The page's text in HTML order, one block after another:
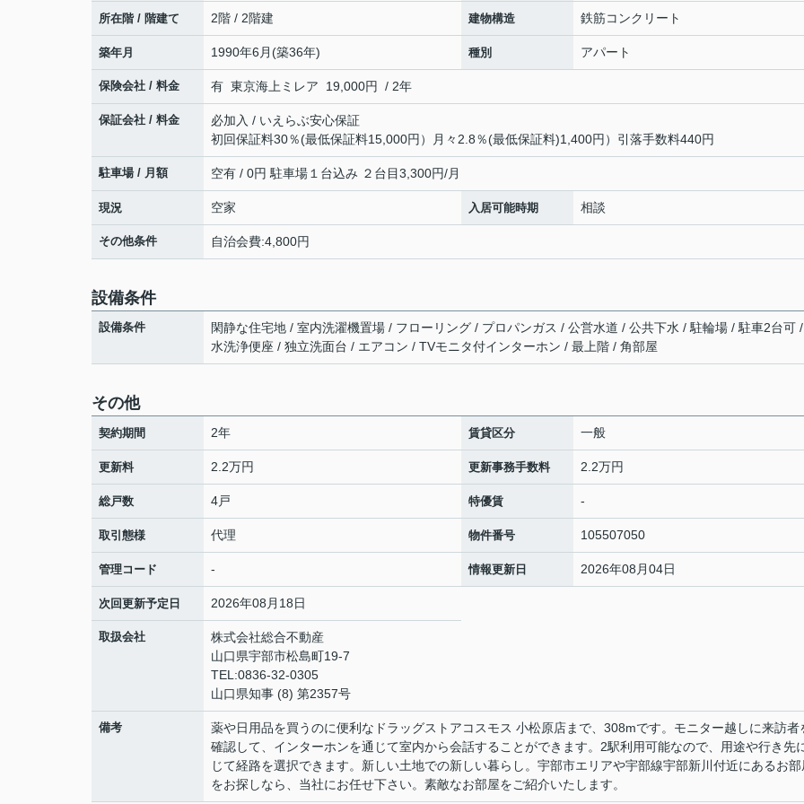
所在階 / 階建て 2階 / 2階建 建物構造 鉄筋コンクリート
築年月 1990年6月(築36年) 種別 アパート
保険会社 / 料金 有 東京海上ミレア 19,000円 / 2年
保証会社 / 料金
必加入 / いえらぶ安心保証
初回保証料30％(最低保証料15,000円）月々2.8％(最低保証料)1,400円）引落手数料440円
駐車場 / 月額 空有 / 0円 駐車場１台込み ２台目3,300円/月
現況 空家 入居可能時期 相談
その他条件 自治会費:4,800円
設備条件
設備条件
閑静な住宅地 / 室内洗濯機置場 / フローリング / プロパンガス / 公営水道 / 公共下水 / 駐輪場 / 駐車2台可
水洗浄便座 / 独立洗面台 / エアコン / TVモニタ付インターホン / 最上階 / 角部屋
その他
契約期間 2年 賃貸区分 一般
更新料 2.2万円 更新事務手数料 2.2万円
総戸数 4戸 特優賃 -
取引態様 代理 物件番号 105507050
管理コード - 情報更新日 2026年08月04日
次回更新予定日 2026年08月18日
取扱会社
株式会社総合不動産
山口県宇部市松島町19-7
TEL:0836-32-0305
山口県知事 (8) 第2357号
備考
薬や日用品を買うのに便利なドラッグストアコスモス 小松原店まで、308mです。モニター越しに来訪者
確認して、インターホンを通じて室内から会話することができます。2駅利用可能なので、用途や行き先
じて経路を選択できます。新しい土地での新しい暮らし。宇部市エリアや宇部線宇部新川付近にあるお部
をお探しなら、当社にお任せ下さい。素敵なお部屋をご紹介いたします。